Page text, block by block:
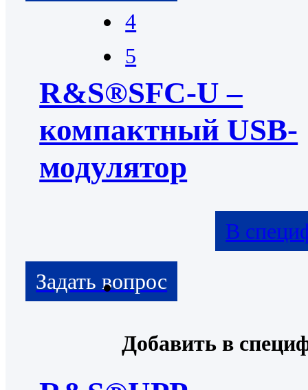
R&S®SFC-U –
компактный USB-
модулятор
В
4
5
Добавить в